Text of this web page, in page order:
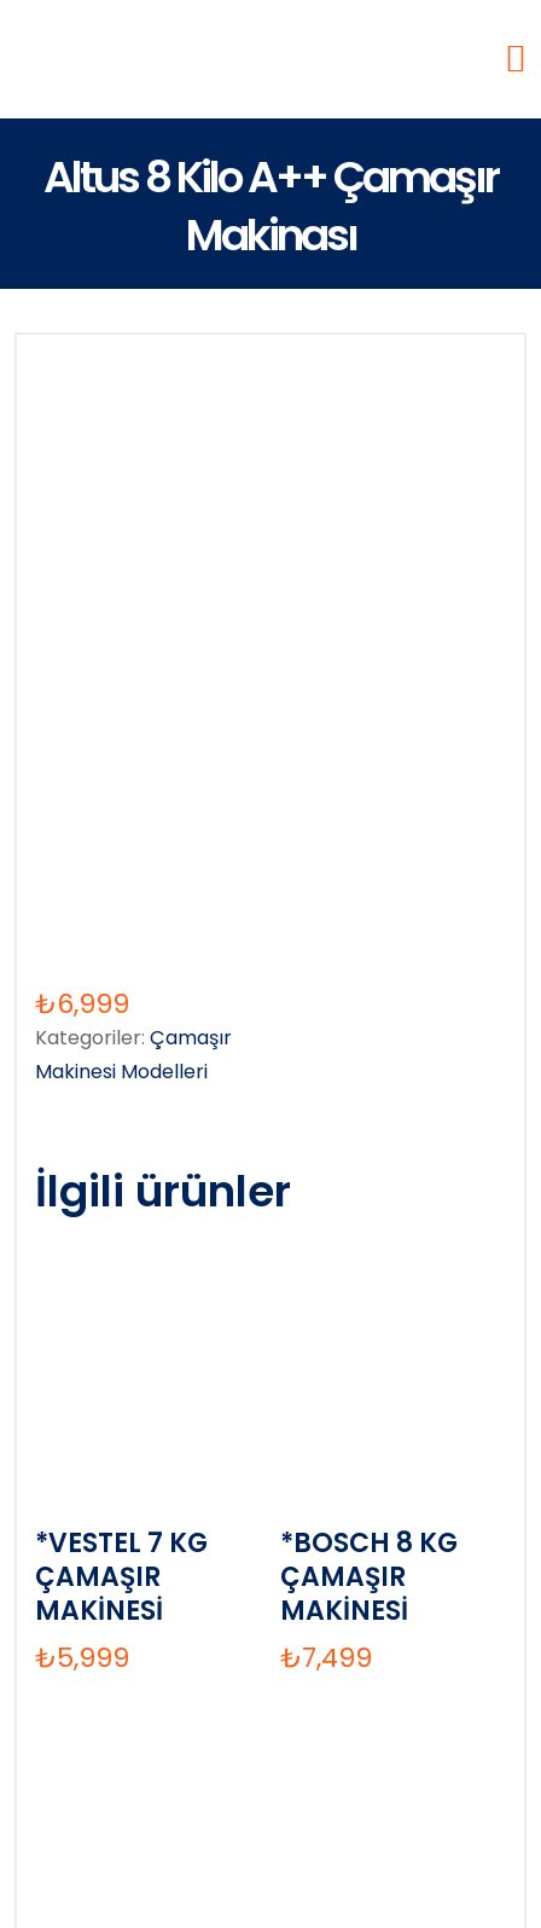
Altus 8 Kilo A++ Çamaşır
Makinası
₺6,999
Kategoriler: Çamaşır
Makinesi Modelleri
İlgili ürünler
*VESTEL 7 KG
ÇAMAŞIR
MAKİNESİ
₺5,999
*BOSCH 8 KG
ÇAMAŞIR
MAKİNESİ
₺7,499